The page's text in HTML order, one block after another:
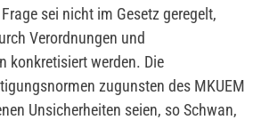
sei nicht im Gesetz geregelt,
Verordnungen und
konkretisiert werden. Die
zugunsten des MKUEM
Unsicherheiten seien, so Schwan,